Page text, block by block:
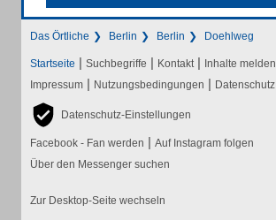
Das Örtliche Berlin Berlin Doehlweg
Startseite | Suchbegriffe | Kontakt | Inhalte melden
Impressum | Nutzungsbedingungen | Datenschutz
Datenschutz-Einstellungen
Facebook - Fan werden | Auf Instagram folgen
Über den Messenger suchen
Zur Desktop-Seite wechseln